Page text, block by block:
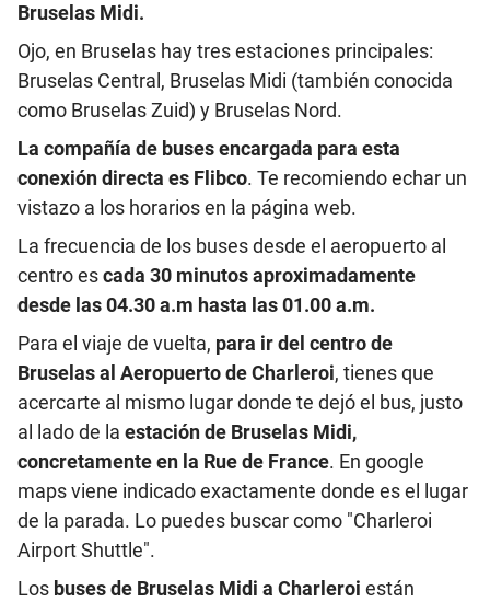
Bruselas Midi.
Ojo, en Bruselas hay tres estaciones principales:
Bruselas Central, Bruselas Midi (también conocida
como Bruselas Zuid) y Bruselas Nord.
La compañía de buses encargada para esta
conexión directa es Flibco. Te recomiendo echar un
vistazo a los horarios en la página web.
La frecuencia de los buses desde el aeropuerto al
centro escada 30 minutos aproximadamente
desde las 04.30 a.m hasta las 01.00 a.m.
Para el viaje de vuelta, para ir del centro de
Bruselas al Aeropuerto de Charleroi, tienes que
acercarte al mismo lugar donde te dejó el bus, justo
al lado de la estación de Bruselas Midi,
concretamente en la Rue de France. En google
maps viene indicado exactamente donde es el lugar
de la parada. Lo puedes buscar como "Charleroi
Airport Shuttle".
Los buses de Bruselas Midi a Charleroi están